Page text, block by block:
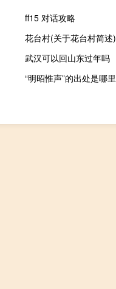
ff15 对话攻略
花台村(关于花台村简述)
武汉可以回山东过年吗
“明昭惟声”的出处是哪里